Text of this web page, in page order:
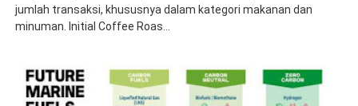
jumlah transaksi, khususnya dalam kategori makanan dan
minuman. Initial Coffee Roas...